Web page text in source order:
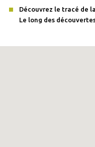
Découvrez le tracé de
Le long des